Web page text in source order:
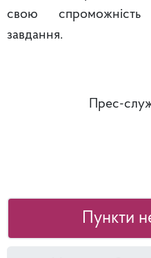
свою спроможність
завдання.
Прес-
Пункти